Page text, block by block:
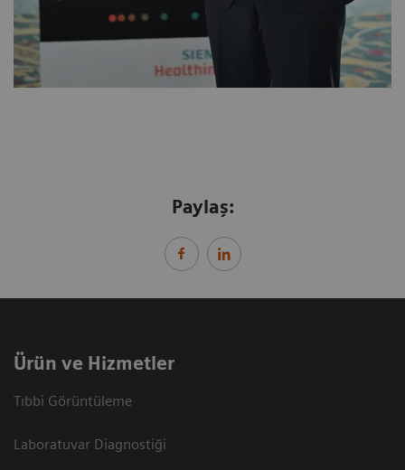
Paylaş:
Ürün ve Hizmetler
Tıbbi Görüntüleme
Laboratuvar Diagnostiği